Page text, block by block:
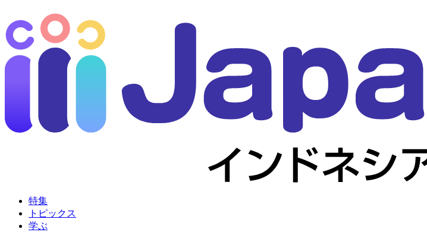
特集
トピックス
学ぶ